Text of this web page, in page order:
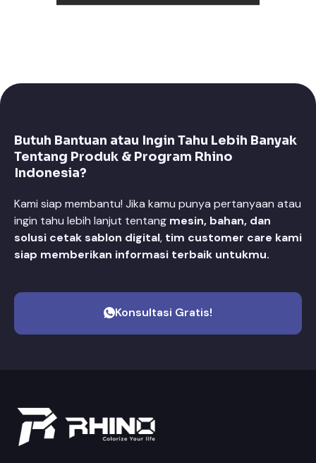
Butuh Bantuan atau Ingin Tahu Lebih Banyak
Tentang Produk & Program Rhino
Indonesia?
Kami siap membantu! Jika kamu punya pertanyaan atau
ingin tahu lebih lanjut tentang mesin, bahan, dan
solusi cetak sablon digital, tim customer care kami
siap memberikan informasi terbaik untukmu.
Konsultasi Gratis!